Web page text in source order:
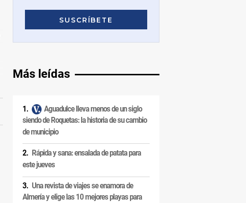
Más leídas
Aguadulce lleva menos de un siglo
siendo de Roquetas: la historia de su cambio
de municipio
Rápida y sana: ensalada de patata para
este jueves
Una revista de viajes se enamora de
Almería y elige las 10 mejores playas para